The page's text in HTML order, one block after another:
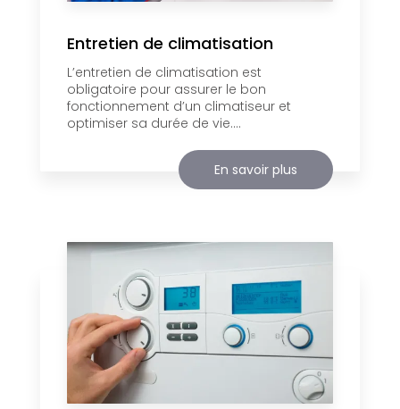
Entretien de climatisation
L’entretien de climatisation est
obligatoire pour assurer le bon
fonctionnement d’un climatiseur et
optimiser sa durée de vie....
En savoir plus